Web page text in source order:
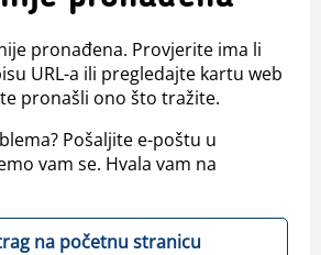
pronađena. Provjerite ima li
URL-a ili pregledajte kartu web
pronašli ono što tražite.
Pošaljite e-poštu u
vam se. Hvala vam na
na početnu stranicu